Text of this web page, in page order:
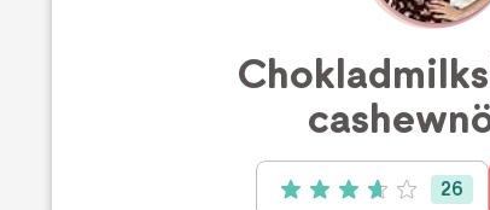
Betyg: 3.69 av 5 (26
26